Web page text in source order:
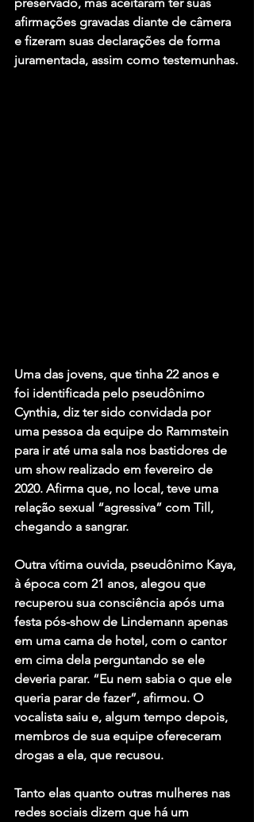
afirmações gravadas diante de câmera
e fizeram suas declarações de forma
juramentada, assim como testemunhas.
Uma das jovens, que tinha 22 anos e
foi identificada pelo pseudônimo
Cynthia, diz ter sido convidada por
uma pessoa da equipe do Rammstein
para ir até uma sala nos bastidores de
um show realizado em fevereiro de
2020. Afirma que, no local, teve uma
relação sexual “agressiva” com Till,
chegando a sangrar.
Outra vítima ouvida, pseudônimo Kaya,
à época com 21 anos, alegou que
recuperou sua consciência após uma
festa pós-show de Lindemann apenas
em uma cama de hotel, com o cantor
em cima dela perguntando se ele
deveria parar. “Eu nem sabia o que ele
queria parar de fazer”, afirmou. O
vocalista saiu e, algum tempo depois,
membros de sua equipe ofereceram
drogas a ela, que recusou.
Tanto elas quanto outras mulheres nas
redes sociais dizem que há um